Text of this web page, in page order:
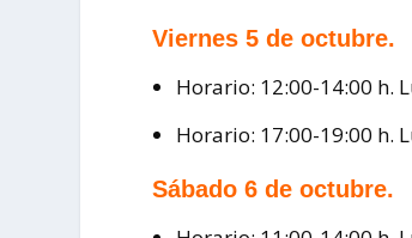
Viernes 5 de octubre.
Horario: 12:00-14:00 h.
Horario: 17:00-19:00 h.
Sábado 6 de octubre.